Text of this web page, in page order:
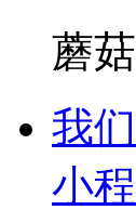
蘑
我
小